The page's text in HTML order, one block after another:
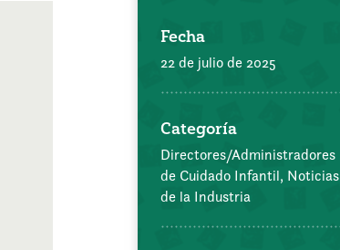
Fecha
22 de julio de 2025
Categoría
Directores/Administradores
de Cuidado Infantil, Noticias
de la Industria